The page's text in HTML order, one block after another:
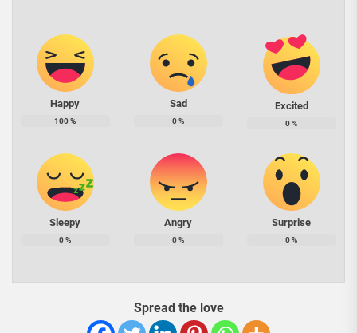
Happy
100%
Sad
0%
Excited
0%
Sleepy
0%
Angry
0%
Surprise
0%
Spread the love